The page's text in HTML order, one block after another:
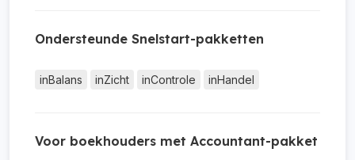
Ondersteunde Snelstart-pakketten
inBalans inZicht inControle inHandel
Voor boekhouders met Accountant-pakket